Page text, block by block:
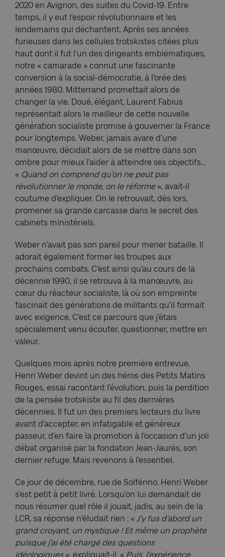
2020 en Avignon, des suites du Covid-19. Entre
temps, il y eut l’espoir révolutionnaire et les
lendemains qui déchantent. Après ses années
furieuses dans les cellules trotskistes citées plus
haut dont il fut l’un des dirigeants emblématiques,
notre « camarade » connut une fascinante
conversion à la social-démocratie, à l’orée des
années 1980. Mitterrand promettait alors de
changer la vie. Doué, élégant, Laurent Fabius
représentait alors le meilleur de cette nouvelle
génération socialiste promise à gouverner la France
pour longtemps. Weber, jamais avare d’une
manœuvre, décidait alors de se mettre dans son
ombre pour mieux l’aider à atteindre ses objectifs…
« Quand on comprend qu’on ne peut pas
révolutionner le monde, on le réforme », avait-il
coutume d’expliquer. On le retrouvait, dès lors,
promener sa grande carcasse dans le secret des
cabinets ministériels.
Weber n’avait pas son pareil pour mener bataille. Il
adorait également former les troupes aux
prochains combats. C’est ainsi qu’au cours de la
décennie 1990, il se retrouva à la manœuvre, au
cœur du réacteur socialiste, là où son empreinte
fascinait des générations de militants qu’il formait
avec exigence. C’est ce parcours que j’étais
spécialement venu écouter, questionner, mettre en
valeur.
Quelques mois après notre première entrevue,
Henri Weber devint un des héros des Petits Matins
Rouges, essai racontant l’évolution, puis la perdition
de la pensée trotskiste au fil des dernières
décennies. Il fut un des premiers lecteurs du livre
avant d’accepter, en infatigable et généreux
passeur, d’en faire la promotion à l’occasion d’un joli
débat organisé par la fondation Jean-Jaurès, son
dernier refuge. Mais revenons à l’essentiel.
Ce jour de décembre, rue de Solférino, Henri Weber
s’est petit à petit livré. Lorsqu’on lui demandait de
nous résumer quel rôle il jouait, jadis, au sein de la
LCR, sa réponse n’éludait rien : « J’y fus d’abord un
grand croyant, un mystique ! Et même un prophète
puisque j’ai été chargé des questions
idéologiques», expliquait-il. « Puis, l’expérience